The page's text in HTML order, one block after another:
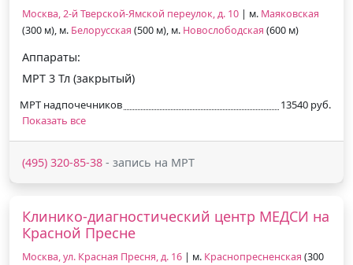
Москва, 2-й Тверской-Ямской переулок, д. 10 | м. Маяковская
(300 м), м. Белорусская (500 м), м. Новослободская (600 м)
Аппараты:
МРТ 3 Тл (закрытый)
МРТ надпочечников
13540 руб.
Показать все
(495) 320-85-38 - запись на МРТ
Клинико-диагностический центр МЕДСИ на
Красной Пресне
Москва, ул. Красная Пресня, д. 16 | м. Краснопресненская (300